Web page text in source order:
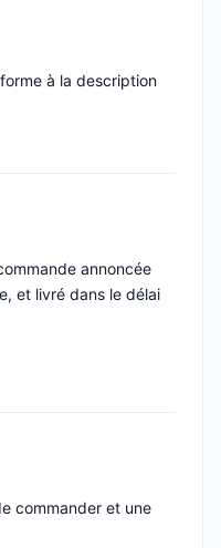
à la description
annoncée
et livré dans le délai
commander et une